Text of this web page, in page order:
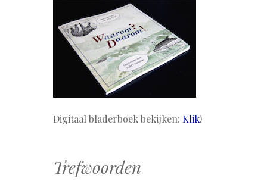
Digitaal bladerboek bekijken: Klik!
Trefwoorden